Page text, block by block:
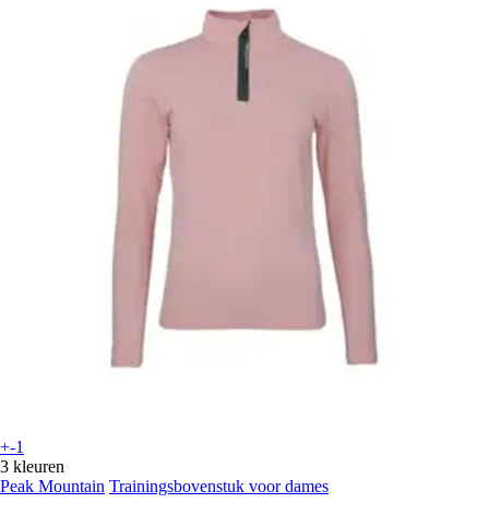
+-1
3 kleuren
Peak Mountain Trainingsbovenstuk voor dames